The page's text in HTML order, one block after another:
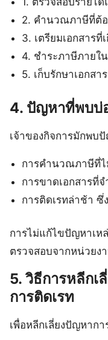
2. คำนวณภาษีที่ต้
3. เตรียมเอกสารที่
4. ชำระภาษีภายใ
5. เก็บรักษาเอกสา
4. ปัญหาที่พบบ่
เจ้าของกิจการมักพบ
การคำนวณภาษีที่ไ
การขาดเอกสารที่
การติดเรทล่าช้า ซึ่
การไม่แก้ไขปัญหาเห
ตรวจสอบจากหน่วยง
5. วิธีการหลีกเ
การติดเรท
เพื่อหลีกเลี่ยงปัญหาก